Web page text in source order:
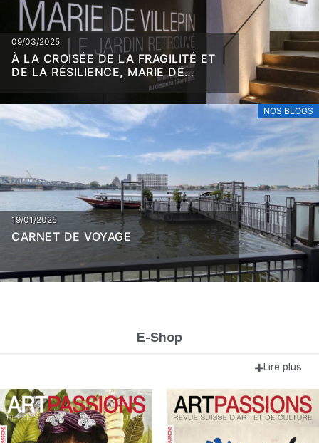
09/03/2025
À LA CROISÉE DE LA FRAGILITÉ ET
DE LA RÉSILIENCE, MARIE DE
NOS BLOGS
19/01/2025
CARNET DE VOYAGE
E-Shop
Lire plus